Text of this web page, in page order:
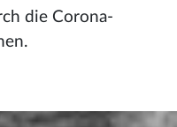
die Corona-